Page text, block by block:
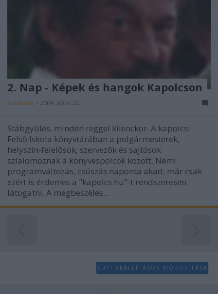
2. Nap - Képek és hangok Kapolcson
szinhazhu • 2004. július 26.
Stábgyûlés, minden reggel kilenckor. A kapolcsi
Felsõ Iskola könyvtárában a polgármesterek,
helyszín-felelõsök, szervezõk és sajtósok
szlalomoznak a könyvespolcok között. Némi
programváltozás, csúszás naponta akad; már csak
ezért is érdemes a "kapolcs.hu"-t rendszeresen
látogatni. A megbeszélés…
SÜTI BEÁLLÍTÁSOK MÓDOSÍTÁSA